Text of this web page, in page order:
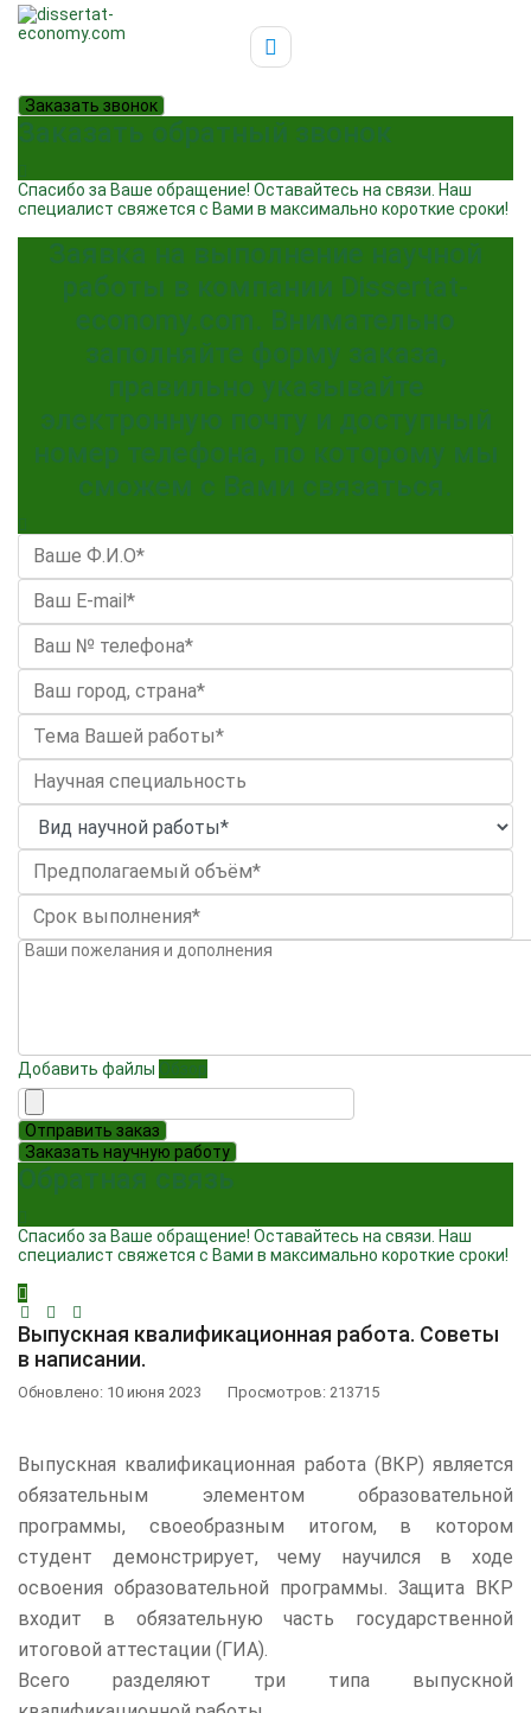
Заказать звонок
Заказать обратный звонок
Спасибо за Ваше обращение! Оставайтесь на связи. Наш
специалист свяжется с Вами в максимально короткие сроки!
Заявка на выполнение научной
работы в компании Dissertat-
economy.com. Внимательно
заполняйте форму заказа,
правильно указывайте
электронную почту и доступный
номер телефона, по которому мы
сможем с Вами связаться.
Добавить файлы Обзор
Отправить заказ
Заказать научную работу
Обратная связь
Спасибо за Ваше обращение! Оставайтесь на связи. Наш
специалист свяжется с Вами в максимально короткие сроки!
Выпускная квалификационная работа. Советы
в написании.
Обновлено: 10 июня 2023 Просмотров: 213715
Выпускная квалификационная работа (ВКР) является
обязательным элементом образовательной
программы, своеобразным итогом, в котором
студент демонстрирует, чему научился в ходе
освоения образовательной программы. Защита ВКР
входит в обязательную часть государственной
итоговой аттестации (ГИА).
Всего разделяют три типа выпускной